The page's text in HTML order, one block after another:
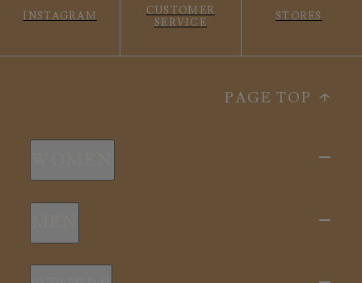
INSTAGRAM
CUSTOMER
SERVICE
STORES
PAGE TOP
新商品
スリープウェア
新商品